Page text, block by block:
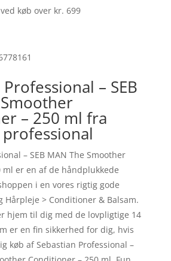
køb over kr. 699
– SEB
– 250 ml fra
– SEB MAN The Smoother
ml er en af de håndplukkede
i en vores rigtig gode
Hårpleje > Conditioner & Balsam.
hjem til dig med de lovpligtige 14
er en fin sikkerhed for dig, hvis
køb af Sebastian Professional –